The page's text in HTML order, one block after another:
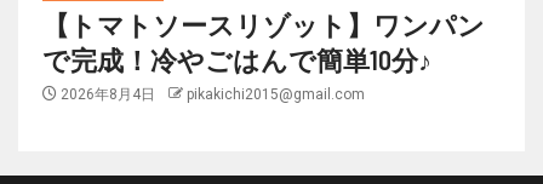
【トマトソースリゾット】ワンパン
で完成！冷やごはんで簡単10分♪
2026年8月4日 pikakichi2015@gmail.com